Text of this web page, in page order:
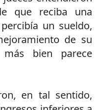
que reciba una
un sueldo,
de su
más bien parece
en tal sentido,